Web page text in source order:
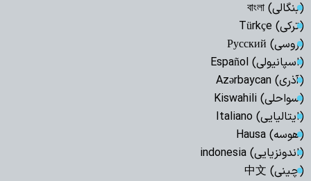
(بنگالی) বাংলা
(ترکی) Türkçe
(روسی) Русский
(اسپانیولی) Español
(آذری) Azərbaycan
(سواحلی) Kiswahili
(ایتالیایی) Italiano
(هوسه) Hausa
(اندونزیایی) indonesia
(چینی) 中文